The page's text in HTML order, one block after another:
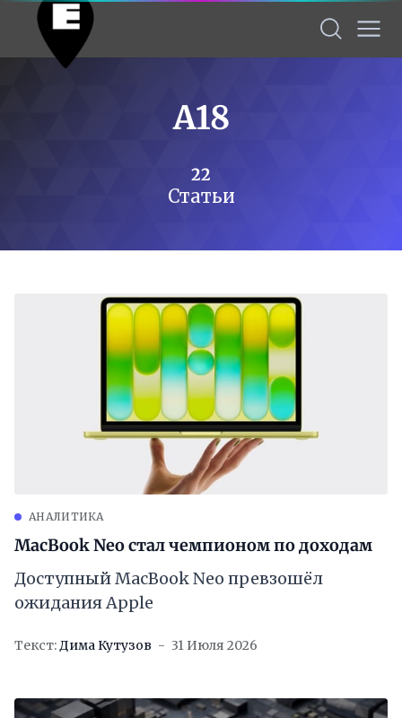
A18
22
Статьи
АНАЛИТИКА
MacBook Neo стал чемпионом по доходам
Доступный MacBook Neo превзошёл
ожидания Apple
Текст:Дима Кутузов 31 Июля 2026